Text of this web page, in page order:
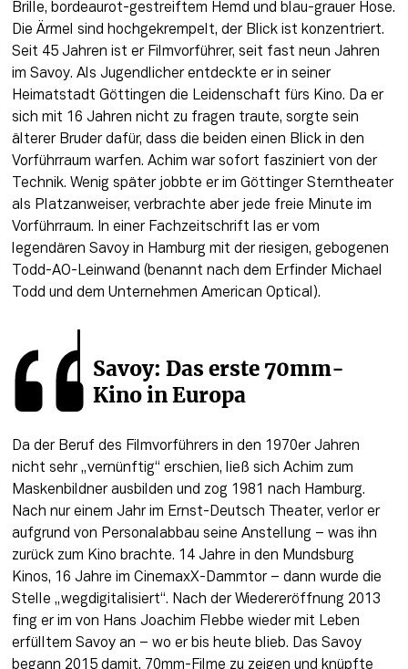
Brille, bordeaurot-gestreiftem Hemd und blau-grauer Hose.
Die Ärmel sind hochgekrempelt, der Blick ist konzentriert.
Seit 45 Jahren ist er Filmvorführer, seit fast neun Jahren
im Savoy. Als Jugendlicher entdeckte er in seiner
Heimatstadt Göttingen die Leidenschaft fürs Kino. Da er
sich mit 16 Jahren nicht zu fragen traute, sorgte sein
älterer Bruder dafür, dass die beiden einen Blick in den
Vorführraum warfen. Achim war sofort fasziniert von der
Technik. Wenig später jobbte er im Göttinger Sterntheater
als Platzanweiser, verbrachte aber jede freie Minute im
Vorführraum. In einer Fachzeitschrift las er vom
legendären Savoy in Hamburg mit der riesigen, gebogenen
Todd-AO-Leinwand (benannt nach dem Erfinder Michael
Todd und dem Unternehmen American Optical).
Savoy: Das erste 70mm-
Kino in Europa
Da der Beruf des Filmvorführers in den 1970er Jahren
nicht sehr „vernünftig“ erschien, ließ sich Achim zum
Maskenbildner ausbilden und zog 1981 nach Hamburg.
Nach nur einem Jahr im Ernst-Deutsch Theater, verlor er
aufgrund von Personalabbau seine Anstellung – was ihn
zurück zum Kino brachte. 14 Jahre in den Mundsburg
Kinos, 16 Jahre im CinemaxX-Dammtor – dann wurde die
Stelle „wegdigitalisiert“. Nach der Wiedereröffnung 2013
fing er im von Hans Joachim Flebbe wieder mit Leben
erfülltem Savoy an – wo er bis heute blieb. Das Savoy
begann 2015 damit, 70mm-Filme zu zeigen und knüpfte